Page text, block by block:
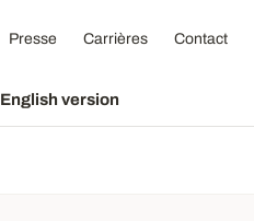
Presse Carrières Contact
English version